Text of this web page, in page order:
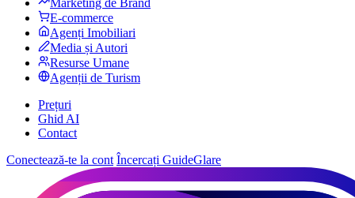
Marketing de Brand
E-commerce
Agenți Imobiliari
Media și Autori
Resurse Umane
Agenții de Turism
Prețuri
Ghid AI
Contact
Conectează-te la cont Încercați GuideGlare